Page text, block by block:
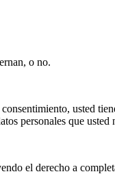
o no.
usted
personales que usted
el derecho a